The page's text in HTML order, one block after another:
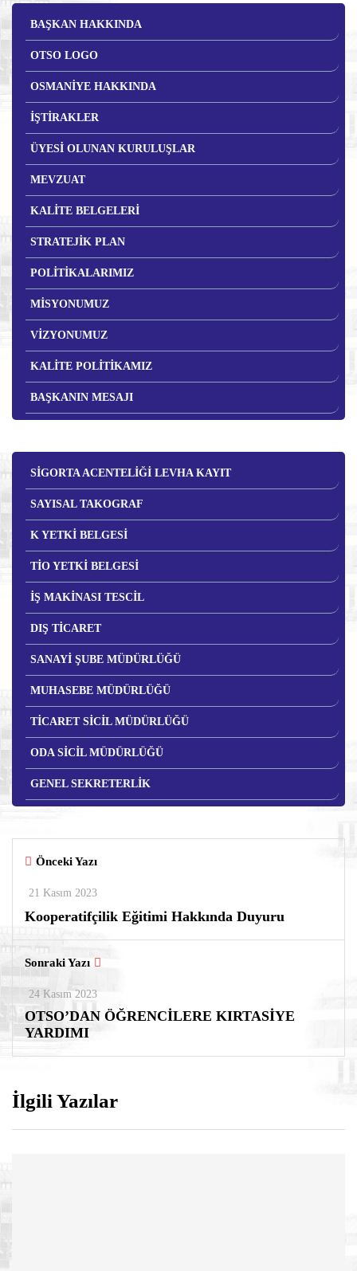
BAŞKAN HAKKINDA
OTSO LOGO
OSMANİYE HAKKINDA
İŞTİRAKLER
ÜYESİ OLUNAN KURULUŞLAR
MEVZUAT
KALİTE BELGELERİ
STRATEJİK PLAN
POLİTİKALARIMIZ
MİSYONUMUZ
VİZYONUMUZ
KALİTE POLİTİKAMIZ
BAŞKANIN MESAJI
SİGORTA ACENTELİĞİ LEVHA KAYIT
SAYISAL TAKOGRAF
K YETKİ BELGESİ
TİO YETKİ BELGESİ
İŞ MAKİNASI TESCİL
DIŞ TİCARET
SANAYİ ŞUBE MÜDÜRLÜĞÜ
MUHASEBE MÜDÜRLÜĞÜ
TİCARET SİCİL MÜDÜRLÜĞÜ
ODA SİCİL MÜDÜRLÜĞÜ
GENEL SEKRETERLİK
Önceki Yazı
21 Kasım 2023
Kooperatifçilik Eğitimi Hakkında Duyuru
Sonraki Yazı
24 Kasım 2023
OTSO’DAN ÖĞRENCİLERE KIRTASİYE
YARDIMI
İlgili Yazılar